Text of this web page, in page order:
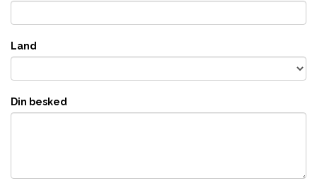
Land
Din besked